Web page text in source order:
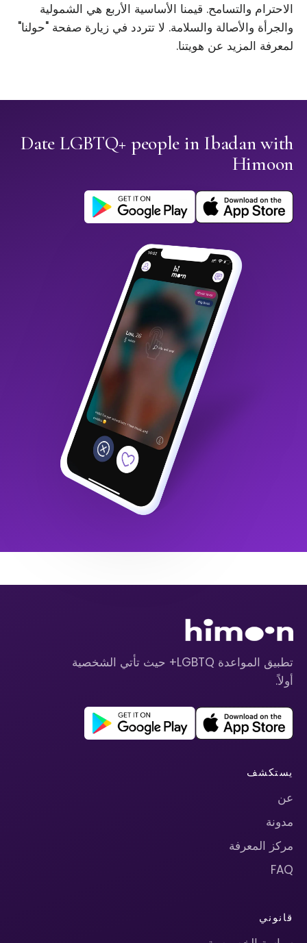
الاحترام والتسامح. قيمنا الأساسية الأربع هي الشمولية
والجرأة والأصالة والسلامة. لا تتردد في زيارة صفحة "حولنا"
لمعرفة المزيد عن هويتنا.
Date LGBTQ+ people in Ibadan with
Himoon
تطبيق المواعدة LGBTQ+ حيث تأتي الشخصية
أولاً.
يستكشف
عن
مدونة
مركز المعرفة
FAQ
قانوني